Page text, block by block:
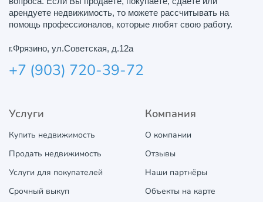
арендуете недвижимость, то можете рассчитывать на
помощь профессионалов, которые любят свою работу.
г.Фрязино, ул.Советская, д.12а
+7 (903) 720-39-72
Услуги
Купить недвижимость
Продать недвижимость
Услуги для покупателей
Срочный выкуп
Компания
О компании
Отзывы
Наши партнёры
Объекты на карте